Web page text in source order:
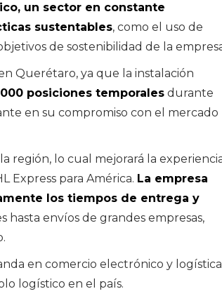
un sector en constante
sustentables, como el uso de
de sostenibilidad de la
Querétaro, ya que la instalación
posiciones temporales durante
en su compromiso con el mercado
región, lo cual mejorará la
Express para América. La empresa
los tiempos de entrega y
hasta envíos de grandes empresas,
en comercio electrónico y logística
logístico en el país.
Consum inaugura un
nuevo supermercado
en Cartagena y
consolida su
expansión en la
Región de Murcia